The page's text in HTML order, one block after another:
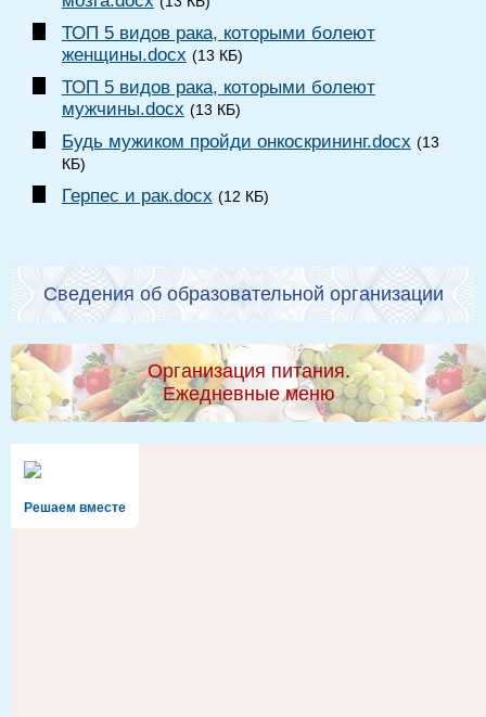
ТОП 5 видов рака, которыми болеют
женщины.docx (13 КБ)
ТОП 5 видов рака, которыми болеют
мужчины.docx (13 КБ)
Будь мужиком пройди онкоскрининг.docx (13
КБ)
Герпес и рак.docx (12 КБ)
Сведения об образовательной организации
Организация питания.
Ежедневные меню
Решаем вместе